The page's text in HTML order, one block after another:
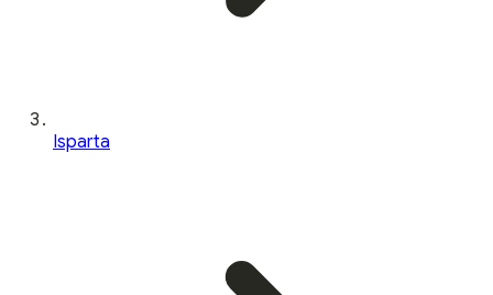
Isparta